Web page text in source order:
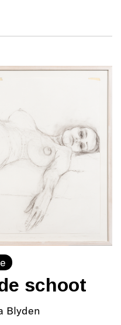
schoot
Blyden